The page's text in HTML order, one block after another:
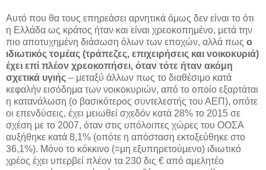
Αυτό που θα τους επηρεάσει αρνητικά όμως δεν είναι το ότι
η Ελλάδα ως κράτος ήταν και είναι χρεοκοπημένο, μετά την
πιο αποτυχημένη διάσωση όλων των εποχών, αλλά πως ο
ιδιωτικός τομέας (τράπεζες, επιχειρήσεις και νοικοκυριά)
έχει επί πλέον χρεοκοπήσει, όταν τότε ήταν ακόμη
σχετικά υγιής – μεταξύ άλλων πως το διαθέσιμο κατά
κεφαλήν εισόδημα των νοικοκυριών, από το οποίο εξαρτάται
η κατανάλωση (ο βασικότερος συντελεστής του ΑΕΠ), οπότε
οι επενδύσεις, έχει μειωθεί σχεδόν κατά 28% το 2015 σε
σχέση με το 2007, όταν στις υπόλοιπες χώρες του ΟΟΣΑ
αυξήθηκε κατά 8,1% (οπότε η απόσταση εκτοξεύθηκε στο
36,1%). Μόνο το κόκκινο (=μη εξυπηρετούμενο) ιδιωτικό
χρέος έχει υπερβεί πλέον τα 230 δις € από αμελητέο